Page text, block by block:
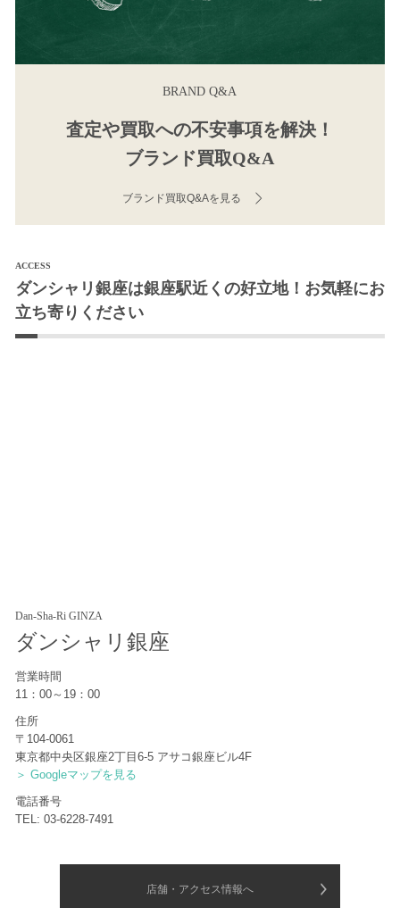
BRAND Q&A
査定や買取への不安事項を解決！
ブランド買取Q&A
ブランド買取Q&Aを見る
ACCESS
ダンシャリ銀座は銀座駅近くの好立地！お気軽にお
立ち寄りください
Dan-Sha-Ri GINZA
ダンシャリ銀座
営業時間
11：00～19：00
住所
〒104-0061
東京都中央区銀座2丁目6-5 アサコ銀座ビル4F
＞ Googleマップを見る
電話番号
TEL: 03-6228-7491
店舗・アクセス情報へ